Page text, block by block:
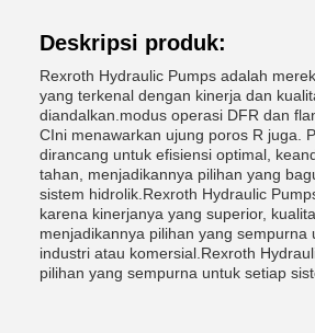
Deskripsi produk:
Rexroth Hydraulic Pumps adalah
yang terkenal dengan kinerja dan
diandalkan.modus operasi DFR dan
CIni menawarkan ujung poros R juga.
dirancang untuk efisiensi optimal,
tahan, menjadikannya pilihan yang
sistem hidrolik.Rexroth Hydraulic
karena kinerjanya yang superior,
menjadikannya pilihan yang sempurna
industri atau komersial.Rexroth
pilihan yang sempurna untuk setiap